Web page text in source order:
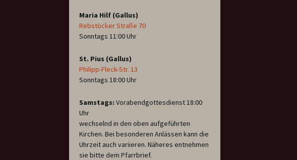
Maria Hilf (Gallus)
Rebstöcker Straße 70
Sonntags 11:00 Uhr
St. Pius (Gallus)
Philipp-Fleck-Str. 13
Sonntags 18:00 Uhr
Samstags: Vorabendgottesdienst 18:00
Uhr
wechselnd in den oben aufgeführten
Kirchen. Bei besonderen Anlässen kann die
Uhrzeit auch variieren. Näheres entnehmen
sie bitte dem Pfarrbrief.